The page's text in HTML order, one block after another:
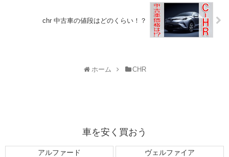
chr 中古車の値段はどのくらい！？
ホーム CHR
車を安く買おう
アルファード
ヴェルファイア